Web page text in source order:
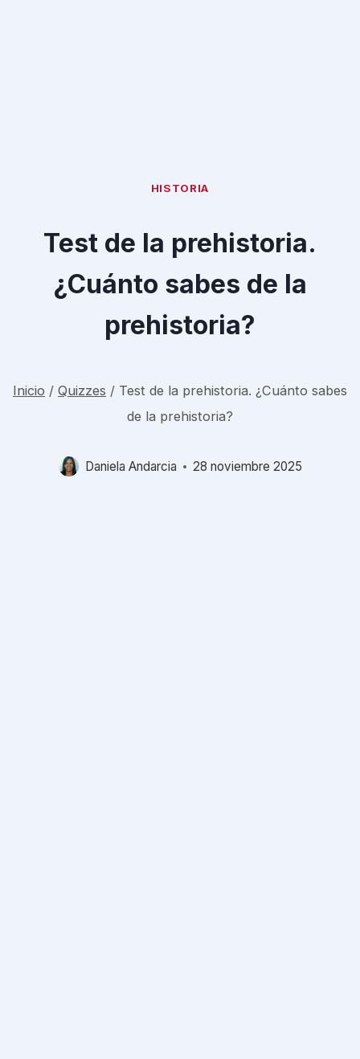
HISTORIA
Test de la prehistoria.
¿Cuánto sabes de la
prehistoria?
Inicio / Quizzes / Test de la prehistoria. ¿Cuánto sabes
de la prehistoria?
Daniela Andarcia 28 noviembre 2025